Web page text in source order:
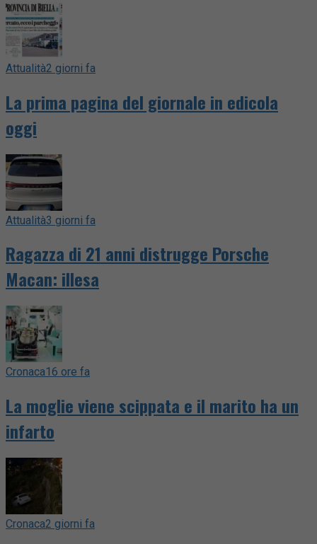
Attualità2 giorni fa
La prima pagina del giornale in edicola
oggi
Attualità3 giorni fa
Ragazza di 21 anni distrugge Porsche
Macan: illesa
Cronaca16 ore fa
La moglie viene scippata e il marito ha un
infarto
Cronaca2 giorni fa